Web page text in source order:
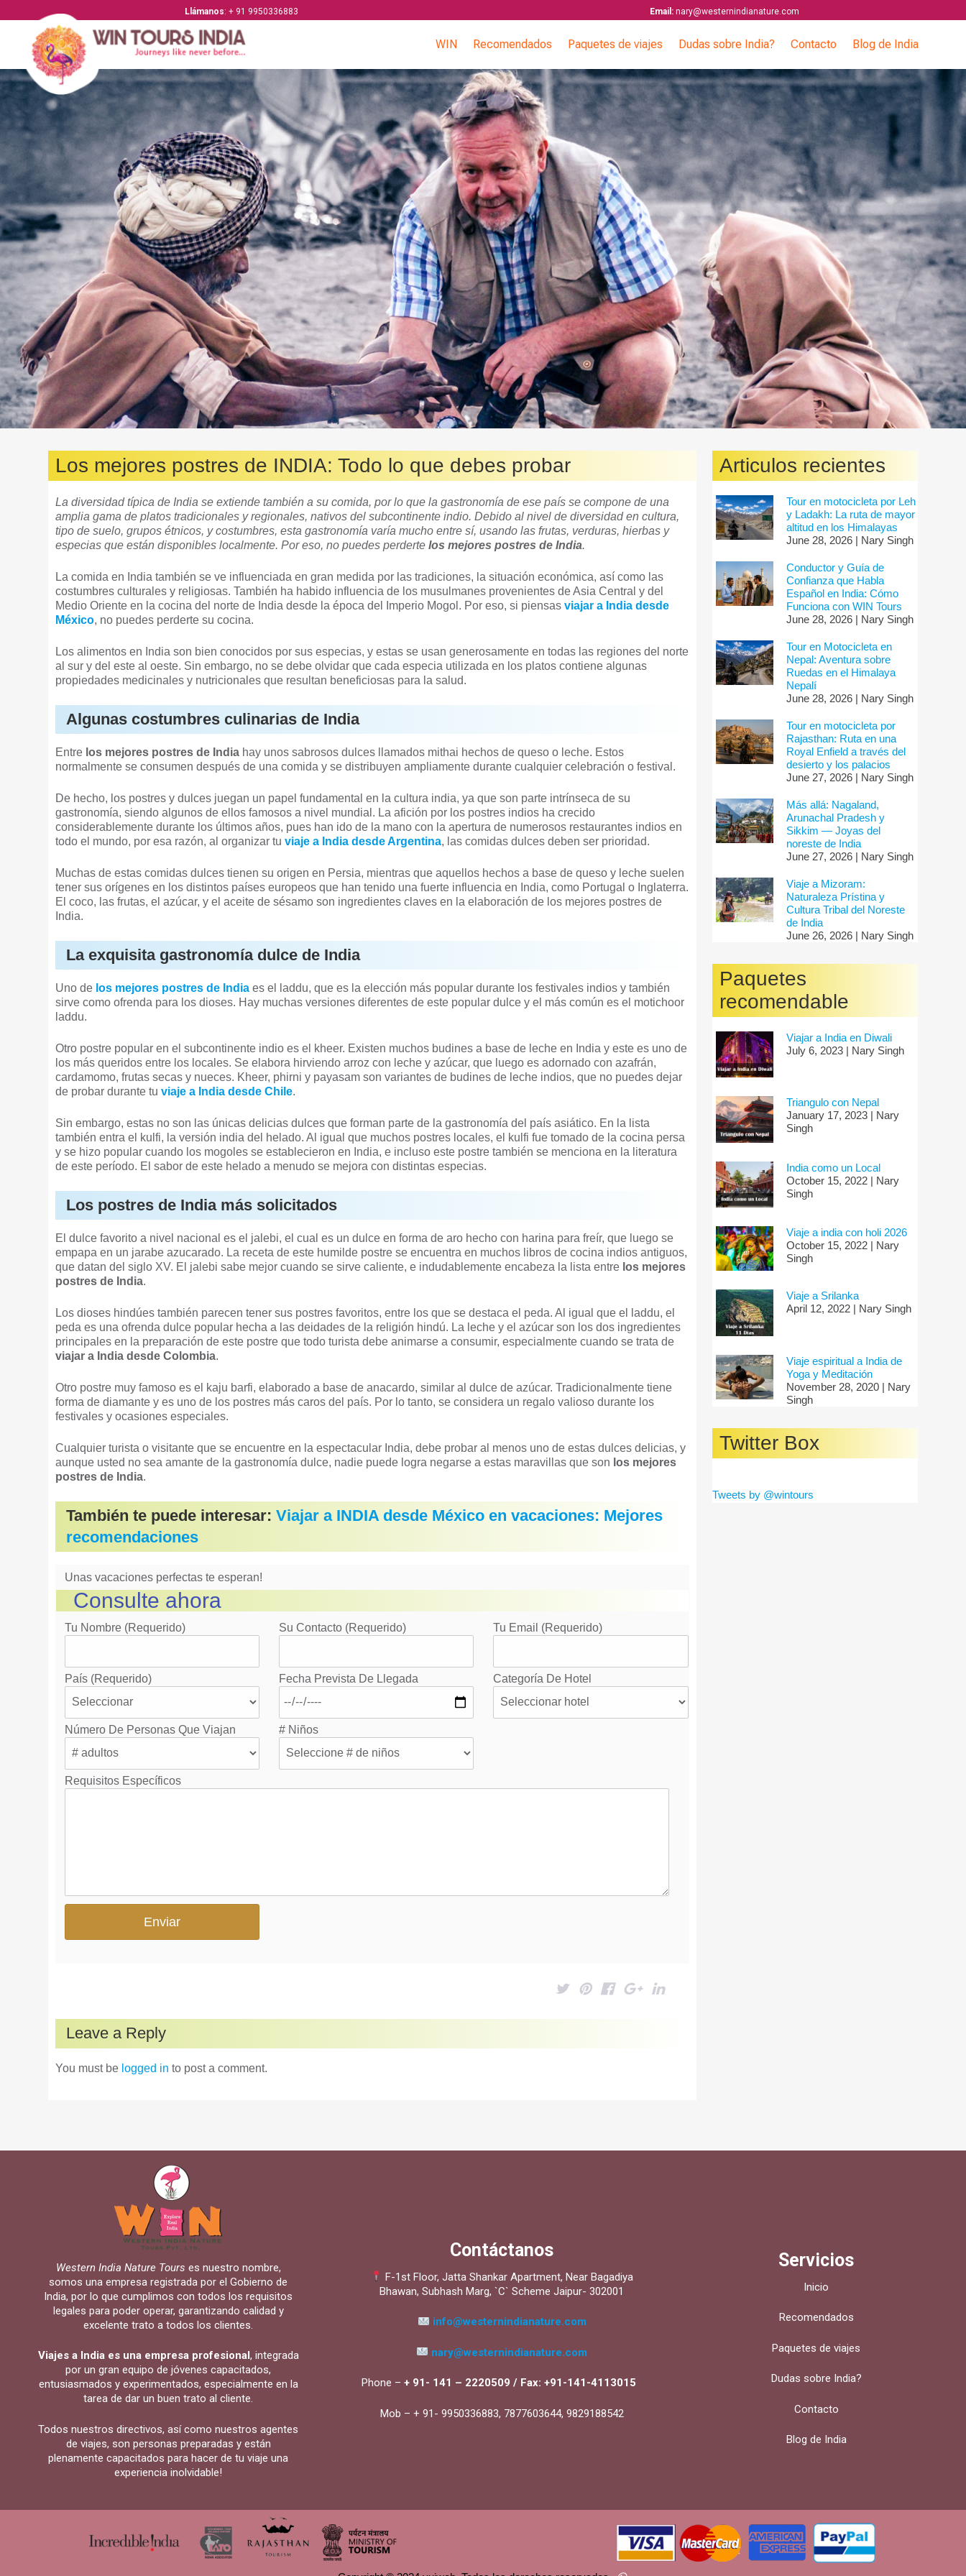
Llámanos: + 91 9950336883 Email: nary@westernindianature.com
WIN Recomendados Paquetes de viajes Dudas sobre India? Contacto Blog de India
Los mejores postres de INDIA: Todo lo que debes probar
La diversidad típica de India se extiende también a su comida, por lo que la gastronomía de ese país se compone de una
amplia gama de platos tradicionales y regionales, nativos del subcontinente indio. Debido al nivel de diversidad en cultura,
tipo de suelo, grupos étnicos, y costumbres, esta gastronomía varía mucho entre sí, usando las frutas, verduras, hierbas y
especias que están disponibles localmente. Por eso, no puedes perdertelos mejores postres de India.
La comida en India también se ve influenciada en gran medida por las tradiciones, la situación económica, así como las
costumbres culturales y religiosas. También ha habido influencia de los musulmanes provenientes de Asia Central y del
Medio Oriente en la cocina del norte de India desde la época del Imperio Mogol. Por eso, si piensasviajar a India desde
México, no puedes perderte su cocina.
Los alimentos en India son bien conocidos por sus especias, y estas se usan generosamente en todas las regiones del norte
al sur y del este al oeste. Sin embargo, no se debe olvidar que cada especia utilizada en los platos contiene algunas
propiedades medicinales y nutricionales que resultan beneficiosas para la salud.
Algunas costumbres culinarias de India
Entre los mejores postres de India hay unos sabrosos dulces llamados mithai hechos de queso o leche. Estos
normalmente se consumen después de una comida y se distribuyen ampliamente durante cualquier celebración o festival.
De hecho, los postres y dulces juegan un papel fundamental en la cultura india, ya que son parte intrínseca de su
gastronomía, siendo algunos de ellos famosos a nivel mundial. La afición por los postres indios ha crecido
considerablemente durante los últimos años, pues han ido de la mano con la apertura de numerosos restaurantes indios en
todo el mundo, por esa razón, al organizar tuviaje a India desde Argentina, las comidas dulces deben ser prioridad.
Muchas de estas comidas dulces tienen su origen en Persia, mientras que aquellos hechos a base de queso y leche suelen
tener sus orígenes en los distintos países europeos que han tenido una fuerte influencia en India, como Portugal o Inglaterra.
El coco, las frutas, el azúcar, y el aceite de sésamo son ingredientes claves en la elaboración de los mejores postres de
India.
La exquisita gastronomía dulce de India
Uno de los mejores postres de India es el laddu, que es la elección más popular durante los festivales indios y también
sirve como ofrenda para los dioses. Hay muchas versiones diferentes de este popular dulce y el más común es el motichoor
laddu.
Otro postre popular en el subcontinente indio es el kheer. Existen muchos budines a base de leche en India y este es uno de
los más queridos entre los locales. Se elabora hirviendo arroz con leche y azúcar, que luego es adornado con azafrán,
cardamomo, frutas secas y nueces. Kheer, phirni y payasam son variantes de budines de leche indios, que no puedes dejar
de probar durante tuviaje a India desde Chile.
Sin embargo, estas no son las únicas delicias dulces que forman parte de la gastronomía del país asiático. En la lista
también entra el kulfi, la versión india del helado. Al igual que muchos postres locales, el kulfi fue tomado de la cocina persa
y se hizo popular cuando los mogoles se establecieron en India, e incluso este postre también se menciona en la literatura
de este período. El sabor de este helado a menudo se mejora con distintas especias.
Los postres de India más solicitados
El dulce favorito a nivel nacional es el jalebi, el cual es un dulce en forma de aro hecho con harina para freír, que luego se
empapa en un jarabe azucarado. La receta de este humilde postre se encuentra en muchos libros de cocina indios antiguos,
que datan del siglo XV. El jalebi sabe mejor cuando se sirve caliente, e indudablemente encabeza la lista entre los mejores
postres de India.
Los dioses hindúes también parecen tener sus postres favoritos, entre los que se destaca el peda. Al igual que el laddu, el
peda es una ofrenda dulce popular hecha a las deidades de la religión hindú. La leche y el azúcar son los dos ingredientes
principales en la preparación de este postre que todo turista debe animarse a consumir, especialmente cuando se trata de
viajar a India desde Colombia.
Otro postre muy famoso es el kaju barfi, elaborado a base de anacardo, similar al dulce de azúcar. Tradicionalmente tiene
forma de diamante y es uno de los postres más caros del país. Por lo tanto, se considera un regalo valioso durante los
festivales y ocasiones especiales.
Cualquier turista o visitante que se encuentre en la espectacular India, debe probar al menos uno de estas dulces delicias, y
aunque usted no sea amante de la gastronomía dulce, nadie puede logra negarse a estas maravillas que son los mejores
postres de India.
También te puede interesar:Viajar a INDIA desde México en vacaciones: Mejores
recomendaciones
Unas vacaciones perfectas te esperan!
Consulte ahora
Tu Nombre (requerido) Su Contacto (requerido) Tu Email (requerido)
País (requerido) Fecha Prevista De Llegada Categoría De Hotel
Número De Personas Que Viajan # Niños
Requisitos Específicos
Leave a Reply
You must be logged in to post a comment.
Articulos recientes
Tour en motocicleta por Leh
y Ladakh: La ruta de mayor
altitud en los Himalayas
June 28, 2026 | Nary Singh
Conductor y Guía de
Confianza que Habla
Español en India: Cómo
Funciona con WIN Tours
June 28, 2026 | Nary Singh
Tour en Motocicleta en
Nepal: Aventura sobre
Ruedas en el Himalaya
Nepalí
June 28, 2026 | Nary Singh
Tour en motocicleta por
Rajasthan: Ruta en una
Royal Enfield a través del
desierto y los palacios
June 27, 2026 | Nary Singh
Más allá: Nagaland,
Arunachal Pradesh y
Sikkim — Joyas del
noreste de India
June 27, 2026 | Nary Singh
Viaje a Mizoram:
Naturaleza Prístina y
Cultura Tribal del Noreste
de India
June 26, 2026 | Nary Singh
Paquetes
recomendable
Viajar a India en Diwali
July 6, 2023 | Nary Singh
Triangulo con Nepal
January 17, 2023 | Nary
Singh
India como un Local
October 15, 2022 | Nary
Singh
Viaje a india con holi 2026
October 15, 2022 | Nary
Singh
Viaje a Srilanka
April 12, 2022 | Nary Singh
Viaje espiritual a India de
Yoga y Meditación
November 28, 2020 | Nary
Singh
Twitter Box
Tweets by @wintours
Western India Nature Tours es nuestro nombre,
somos una empresa registrada por el Gobierno de
India, por lo que cumplimos con todos los requisitos
legales para poder operar, garantizando calidad y
excelente trato a todos los clientes.
Viajes a India es una empresa profesional , integrada
por un gran equipo de jóvenes capacitados,
entusiasmados y experimentados, especialmente en la
tarea de dar un buen trato al cliente.
Todos nuestros directivos, así como nuestros agentes
de viajes, son personas preparadas y están
plenamente capacitados para hacer de tu viaje una
experiencia inolvidable!
Contáctanos
F-1st Floor, Jatta Shankar Apartment, Near Bagadiya
Bhawan, Subhash Marg, `C` Scheme Jaipur- 302001
info@westernindianature.com
nary@westernindianature.com
Phone –+ 91- 141 – 2220509 / Fax: +91-141-4113015
Mob – + 91- 9950336883, 7877603644, 9829188542
Servicios
Inicio
Recomendados
Paquetes de viajes
Dudas sobre India?
Contacto
Blog de India